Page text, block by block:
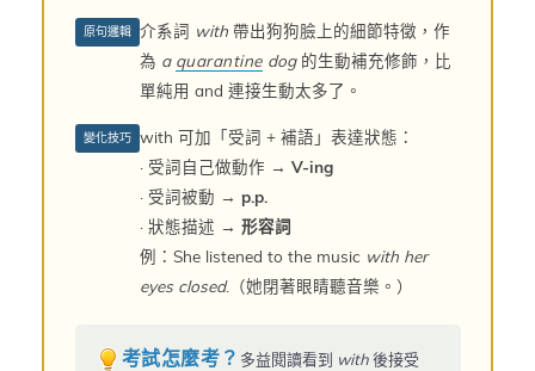
原句邏輯 介系詞 with帶出狗狗臉上的細節特徵，作
為 a quarantinedog的生動補充修飾，比
單純用 and 連接生動太多了。
變化技巧
with 可加「受詞 + 補語」表達狀態：
· 受詞自己做動作 → V-ing
· 受詞被動 → p.p.
· 狀態描述 → 形容詞
例：She listened to the music with her
eyes closed.（她閉著眼睛聽音樂。）
考試怎麼考？ 多益閱讀看到 with後接受